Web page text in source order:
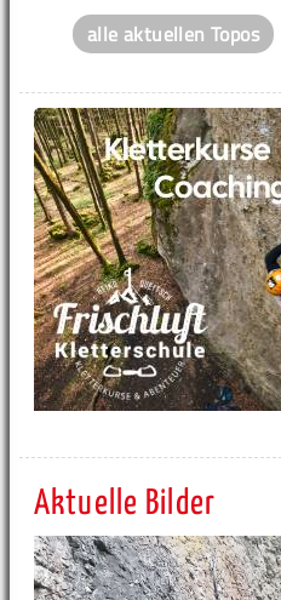
alle aktuellen Topos
Aktuelle Bilder